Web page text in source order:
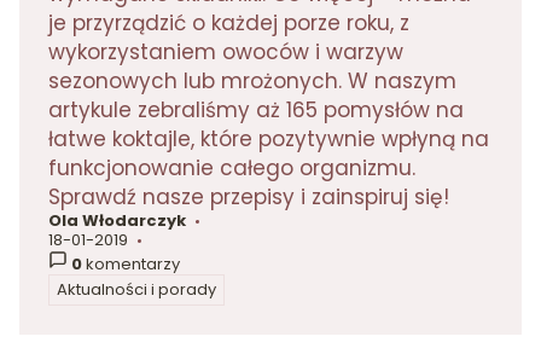
je przyrządzić o każdej porze roku, z
wykorzystaniem owoców i warzyw
sezonowych lub mrożonych. W naszym
artykule zebraliśmy aż 165 pomysłów na
łatwe koktajle, które pozytywnie wpłyną na
funkcjonowanie całego organizmu.
Sprawdź nasze przepisy i zainspiruj się!
autor:
Ola Włodarczyk
dodano:
18-01-2019
0komentarzy
w kategorii
Aktualności i porady